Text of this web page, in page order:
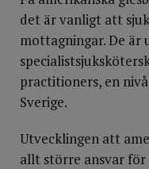
det är vanligt att
mottagningar. De är
practitioners, en
Sverige.
Utvecklingen att
allt större ansvar för